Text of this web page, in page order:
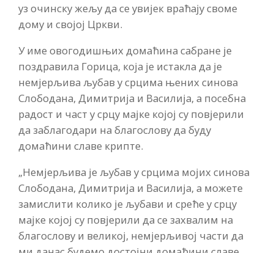
уз очинску жељу да се увијек враћају своме
дому и својој Цркви.
У име овогодишњих домаћина сабране је
поздравила Горица, која је истакла да је
немјерљива љубав у срцима њених синова
Слободана, Димитрија и Василија, а посебна
радост и част у срцу мајке којој су повјерили
да заблагодари на благослову да буду
домаћини славе крипте.
„Немјерљива је љубав у срцима мојих синова
Слободана, Димитрија и Василија, а можете
замислити колико је љубави и среће у срцу
мајке којој су повјерили да се захвалим на
благослову и великој, немјерљивој части да